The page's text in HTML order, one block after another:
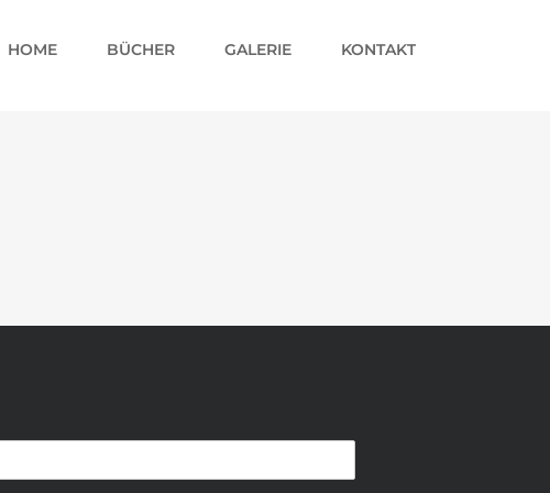
HOME BÜCHER GALERIE KONTAKT